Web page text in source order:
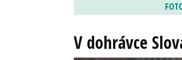
V dohrávce